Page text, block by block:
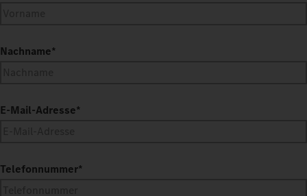
Nachname*
E-Mail-Adresse*
Telefonnummer*